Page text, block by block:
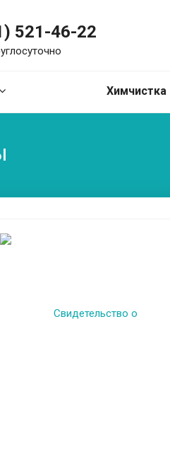
521-46-22
Химчистка